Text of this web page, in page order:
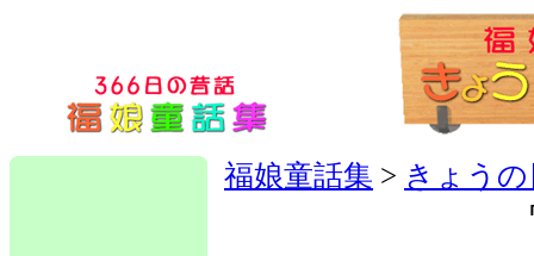
福娘童話集 > きょう